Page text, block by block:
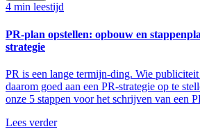
4 min leestijd
PR-plan opstellen: opbouw en
strategie
PR is een lange termijn-ding. Wie
daarom goed aan een PR-strategie op te
onze 5 stappen voor het schrijven van een
Lees verder